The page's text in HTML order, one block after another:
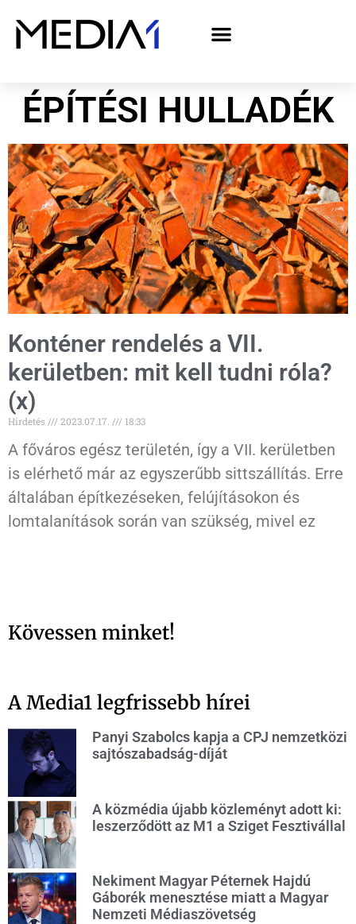
ÉPÍTÉSI HULLADÉK
Konténer rendelés a VII.
kerületben: mit kell tudni róla?
(x)
Hirdetés 2023.07.17. 18:33
A főváros egész területén, így a VII. kerületben
is elérhető már az egyszerűbb sittszállítás. Erre
általában építkezéseken, felújításokon és
lomtalanítások során van szükség, mivel ez
Kövessen minket!
A Media1 legfrissebb hírei
Panyi Szabolcs kapja a CPJ nemzetközi
sajtószabadság-díját
A közmédia újabb közleményt adott ki:
leszerződött az M1 a Sziget Fesztivállal
Nekiment Magyar Péternek Hajdú
Gáborék menesztése miatt a Magyar
Nemzeti Médiaszövetség